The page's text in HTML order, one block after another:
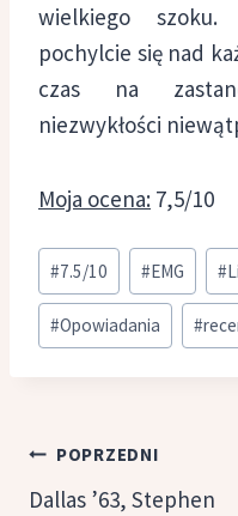
wielkiego
pochylcie się nad
czas na
niezwykłości
Moja ocena: 7,5/10
Tagi
wpisu:
#7.5/10 #EMG #
#Opowiadania #
Nawigacja
wpisu
POPRZEDNI
Dallas ’63, Stephen